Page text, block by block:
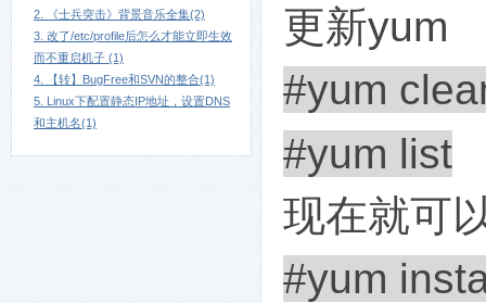
2. 《士兵突击》背景音乐全集(2)
3. 改了/etc/profile后怎么才能立即生效
而不重启机子 (1)
4. 【转】BugFree和SVN的整合(1)
5. Linux下配置静态IP地址，设置DNS
和主机名(1)
更新yum
#yum
#yum list
现在就可
#yum